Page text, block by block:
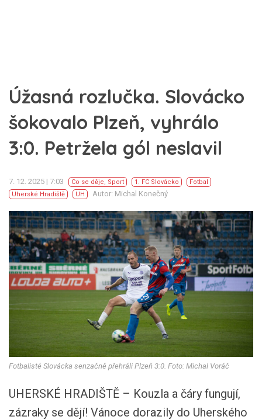
Úžasná rozlučka. Slovácko
šokovalo Plzeň, vyhrálo
3:0. Petržela gól neslavil
7. 12. 2025 | 7:03 Co se děje, Sport 1. FC Slovácko
Fotbal
Uherské Hradiště
UH Autor: Michal Konečný
Fotbalisté Slovácka senzačně přehráli Plzeň 3:0. Foto: Michal Voráč
UHERSKÉ HRADIŠTĚ – Kouzla a čáry fungují,
zázraky se dějí! Vánoce dorazily do Uherského